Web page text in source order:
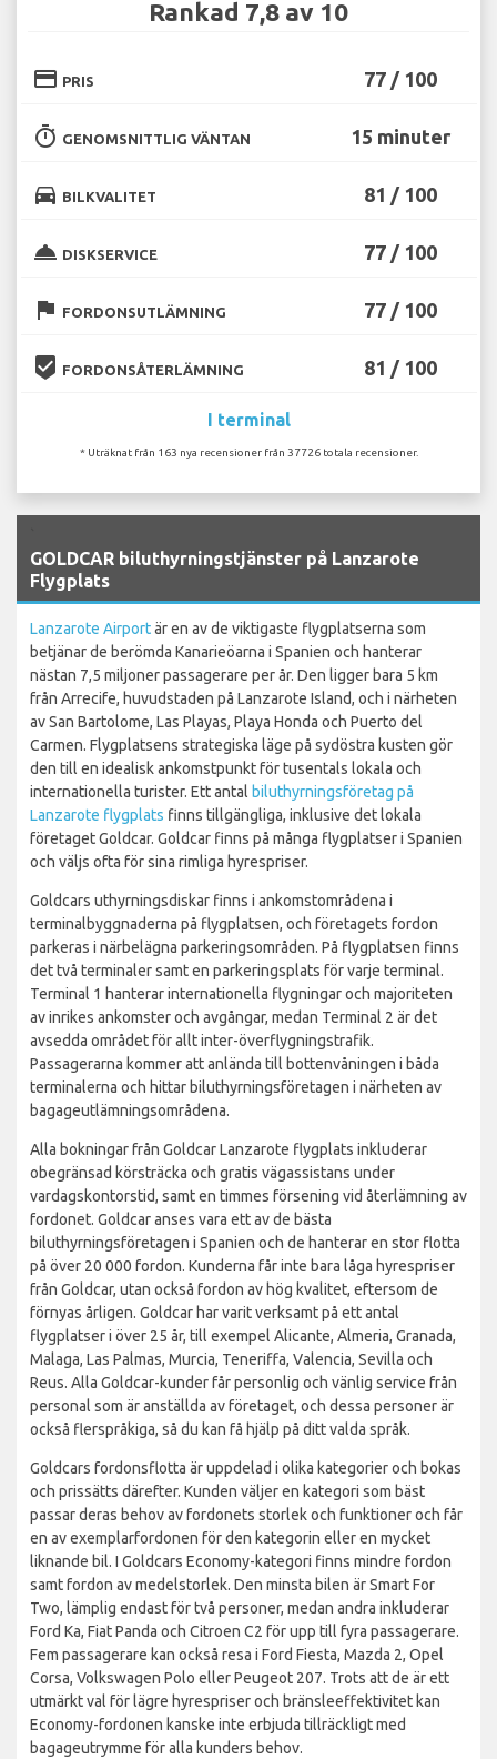
Rankad 7,8 av 10
credit_card PRIS 77 / 100
timer GENOMSNITTLIG VÄNTAN 15 minuter
directions_car BILKVALITET 81 / 100
room_service DISKSERVICE 77 / 100
flag FORDONSUTLÄMNING 77 / 100
beenhere FORDONSÅTERLÄMNING 81 / 100
I terminal
* Uträknat från 163 nya recensioner från 37726 totala recensioner.
GOLDCAR biluthyrningstjänster på Lanzarote
Flygplats
Lanzarote Airportär en av de viktigaste flygplatserna som
betjänar de berömda Kanarieöarna i Spanien och hanterar
nästan 7,5 miljoner passagerare per år. Den ligger bara 5 km
från Arrecife, huvudstaden på Lanzarote Island, och i närheten
av San Bartolome, Las Playas, Playa Honda och Puerto del
Carmen. Flygplatsens strategiska läge på sydöstra kusten gör
den till en idealisk ankomstpunkt för tusentals lokala och
internationella turister. Ett antal biluthyrningsföretag på
Lanzarote flygplats finns tillgängliga, inklusive det lokala
företaget Goldcar. Goldcar finns på många flygplatser i Spanien
och väljs ofta för sina rimliga hyrespriser.
Goldcars uthyrningsdiskar finns i ankomstområdena i
terminalbyggnaderna på flygplatsen, och företagets fordon
parkeras i närbelägna parkeringsområden. På flygplatsen finns
det två terminaler samt en parkeringsplats för varje terminal.
Terminal 1 hanterar internationella flygningar och majoriteten
av inrikes ankomster och avgångar, medan Terminal 2 är det
avsedda området för allt inter-överflygningstrafik.
Passagerarna kommer att anlända till bottenvåningen i båda
terminalerna och hittar biluthyrningsföretagen i närheten av
bagageutlämningsområdena.
Alla bokningar från Goldcar Lanzarote flygplats inkluderar
obegränsad körsträcka och gratis vägassistans under
vardagskontorstid, samt en timmes försening vid återlämning av
fordonet. Goldcar anses vara ett av de bästa
biluthyrningsföretagen i Spanien och de hanterar en stor flotta
på över 20 000 fordon. Kunderna får inte bara låga hyrespriser
från Goldcar, utan också fordon av hög kvalitet, eftersom de
förnyas årligen. Goldcar har varit verksamt på ett antal
flygplatser i över 25 år, till exempel Alicante, Almeria, Granada,
Malaga, Las Palmas, Murcia, Teneriffa, Valencia, Sevilla och
Reus. Alla Goldcar-kunder får personlig och vänlig service från
personal som är anställda av företaget, och dessa personer är
också flerspråkiga, så du kan få hjälp på ditt valda språk.
Goldcars fordonsflotta är uppdelad i olika kategorier och bokas
och prissätts därefter. Kunden väljer en kategori som bäst
passar deras behov av fordonets storlek och funktioner och får
en av exemplarfordonen för den kategorin eller en mycket
liknande bil. I Goldcars Economy-kategori finns mindre fordon
samt fordon av medelstorlek. Den minsta bilen är Smart For
Two, lämplig endast för två personer, medan andra inkluderar
Ford Ka, Fiat Panda och Citroen C2 för upp till fyra passagerare.
Fem passagerare kan också resa i Ford Fiesta, Mazda 2, Opel
Corsa, Volkswagen Polo eller Peugeot 207. Trots att de är ett
utmärkt val för lägre hyrespriser och bränsleeffektivitet kan
Economy-fordonen kanske inte erbjuda tillräckligt med
bagageutrymme för alla kunders behov.